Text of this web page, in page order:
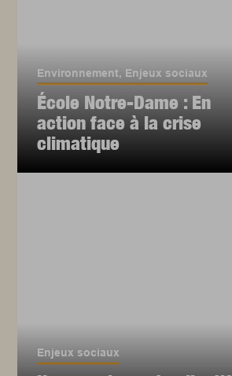
Environnement, Enjeux sociaux
École Notre-Dame : En
action face à la crise
climatique
Enjeux sociaux